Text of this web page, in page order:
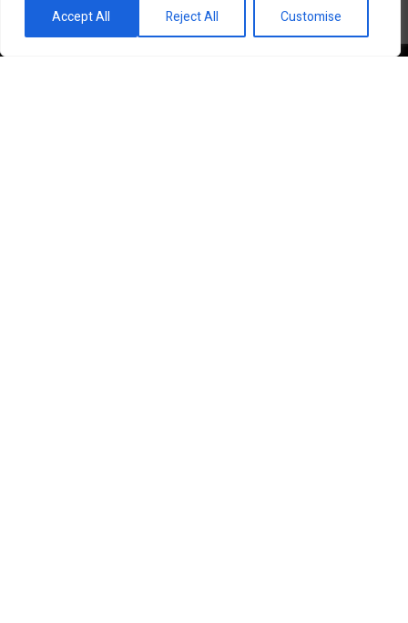
Customise
Reject All
Accept Allפורטל השקעות וחדשנות